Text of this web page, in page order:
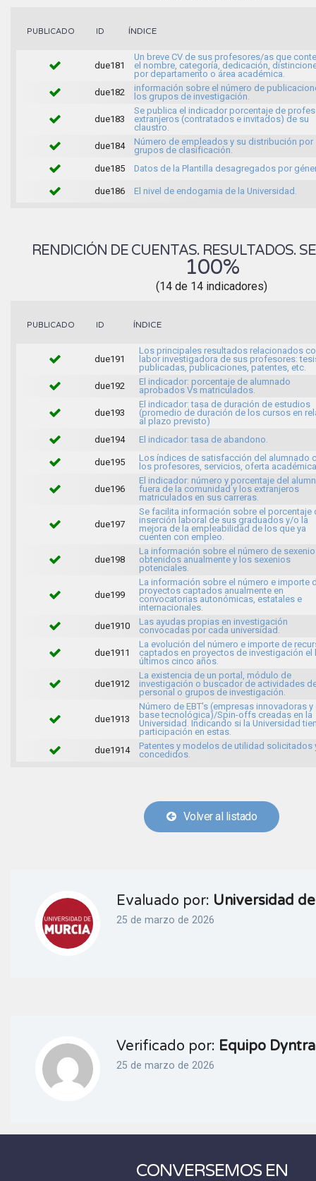
PUBLICADO ID ÍNDICE
due181
Un breve CV de sus profesores/as que
el nombre, categoría, dedicación,
por departamento o área académica.
due182
información sobre el número de
los grupos de investigación.
due183
Se publica el indicador porcentaje de
extranjeros (contratados e invitados) de su
claustro.
due184
Número de empleados y su distribución por
grupos de clasificación.
due185
Datos de la Plantilla desagregados por
due186 El nivel de endogamia de la Universidad.
RENDICIÓN DE CUENTAS. RESULTADOS.
100%
(14 de 14 indicadores)
PUBLICADO ID ÍNDICE
due191
Los principales resultados relacionados
labor investigadora de sus profesores:
publicadas, publicaciones, patentes, etc.
due192
El indicador: porcentaje de alumnado
aprobados Vs matriculados.
due193
El indicador: tasa de duración de estudios
(promedio de duración de los cursos en
al plazo previsto)
due194
El indicador: tasa de abandono.
due195
Los índices de satisfacción del alumnado
los profesores, servicios, oferta
due196
El indicador: número y porcentaje del
fuera de la comunidad y los extranjeros
matriculados en sus carreras.
due197
Se facilita información sobre el porcentaje
inserción laboral de sus graduados y/o la
mejora de la empleabilidad de los que ya
cuenten con empleo.
due198
La información sobre el número de
obtenidos anualmente y los sexenios
potenciales.
due199
La información sobre el número e importe
proyectos captados anualmente en
convocatorias autonómicas, estatales e
internacionales.
due1910
Las ayudas propias en investigación
convocadas por cada universidad.
due1911
La evolución del número e importe de
captados en proyectos de investigación el
últimos cinco años.
due1912
La existencia de un portal, módulo de
investigación o buscador de actividades
personal o grupos de investigación.
due1913
Número de EBT's (empresas innovadoras y
base tecnológica)/Spin-offs creadas en la
Universidad. Indicando si la Universidad
participación en estas.
due1914
Patentes y modelos de utilidad solicitados
concedidos.
Volver al listado
Evaluado por: Universidad
25 de marzo de 2026
Verificado por: Equipo Dyntra
25 de marzo de 2026
CONVERSEMOS EN